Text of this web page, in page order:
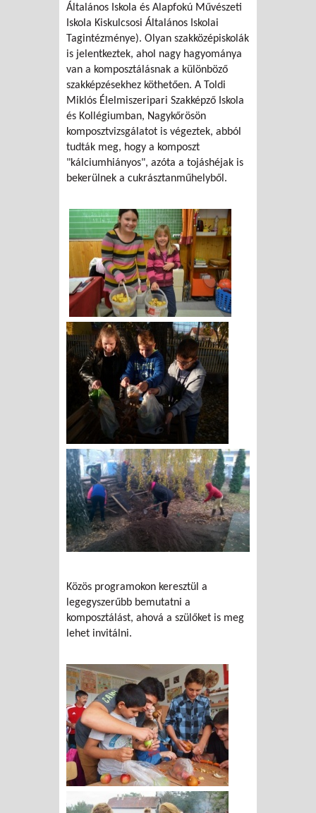
Általános Iskola és Alapfokú Művészeti
Iskola Kiskulcsosi Általános Iskolai
Tagintézménye). Olyan szakközépiskolák
is jelentkeztek, ahol nagy hagyománya
van a komposztálásnak a különböző
szakképzésekhez köthetően. A Toldi
Miklós Élelmiszeripari Szakképző Iskola
és Kollégiumban, Nagykőrösön
komposztvizsgálatot is végeztek, abból
tudták meg, hogy a komposzt
"kálciumhiányos", azóta a tojáshéjak is
bekerülnek a cukrásztanműhelyből.
Közös programokon keresztül a
legegyszerűbb bemutatni a
komposztálást, ahová a szülőket is meg
lehet invitálni.